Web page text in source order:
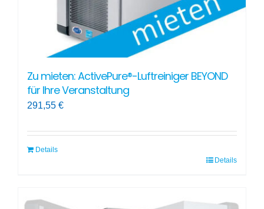
Zu mieten: ActivePure®-Luftreiniger BEYOND
für Ihre Veranstaltung
291,55 €
Details
Details